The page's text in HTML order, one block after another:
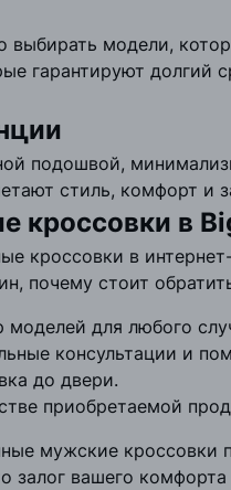
выбирать модели,
гарантируют
подошвой,
стиль, комфорт и
кроссовки в
кроссовки в
почему стоит
для любого
консультации и
до двери.
приобретаемой
мужские кроссовки
вашего